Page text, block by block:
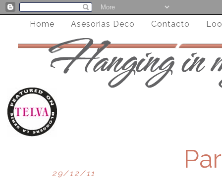
Home Asesorias Deco Contacto
29/12/11